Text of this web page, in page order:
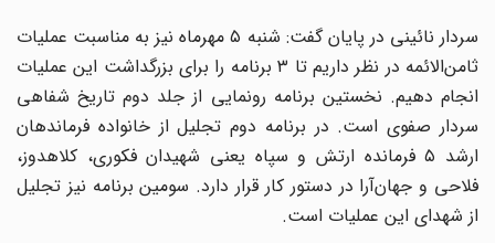
سردار نائینی در پایان گفت: شنبه ۵ مهرماه نیز به مناسبت عملیات
ثامن‌الائمه در نظر داریم تا ٣ برنامه را برای بزرگداشت این عملیات
انجام دهیم. نخستین برنامه رونمایی از جلد دوم تاریخ شفاهی
سردار صفوی است. در برنامه دوم تجلیل از خانواده فرماندهان
ارشد ۵ فرمانده ارتش و سپاه یعنی شهیدان فکوری، کلاهدوز،
فلاحی و جهان‌آرا در دستور کار قرار دارد. سومین برنامه نیز تجلیل
از شهدای این عملیات است.